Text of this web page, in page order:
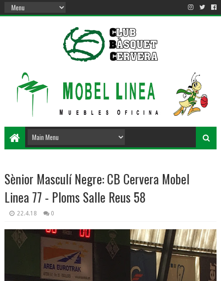
Sènior Masculí Negre: CB Cervera Mobel
Linea 77 - Ploms Salle Reus 58
22.4.18 0